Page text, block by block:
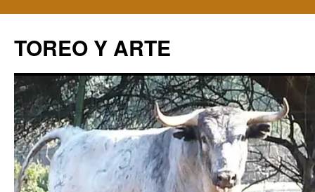
TOREO Y ARTE